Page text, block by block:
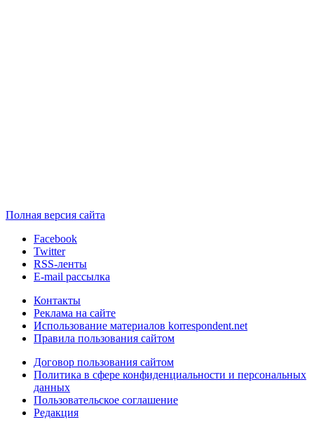
Полная версия сайта
Facebook
Twitter
RSS-ленты
E-mail рассылка
Контакты
Реклама на сайте
Использование материалов korrespondent.net
Правила пользования сайтом
Договор пользования сайтом
Политика в сфере конфиденциальности и персональных
данных
Пользовательское соглашение
Редакция